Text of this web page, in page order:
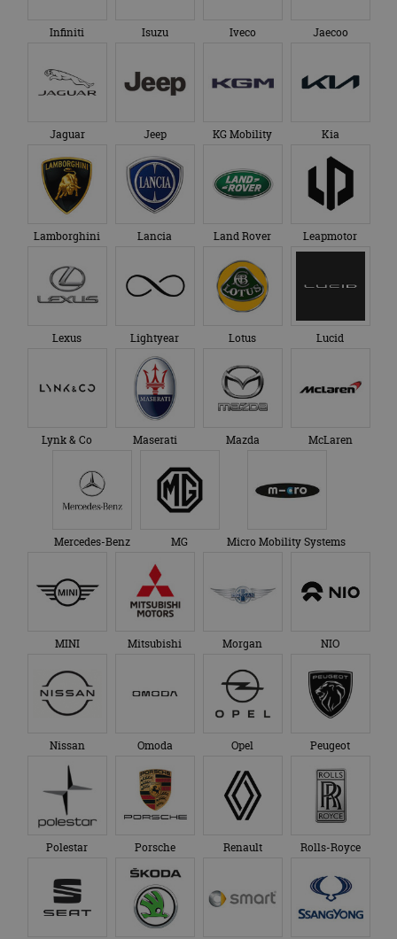
Infiniti Isuzu Iveco Jaecoo
Jaguar Jeep KG Mobility Kia
Lamborghini Lancia Land Rover Leapmotor
Lexus Lightyear Lotus Lucid
Lynk & Co Maserati Mazda McLaren
Mercedes-Benz MG Micro Mobility Systems
MINI Mitsubishi Morgan NIO
Nissan Omoda Opel Peugeot
Polestar Porsche Renault Rolls-Royce